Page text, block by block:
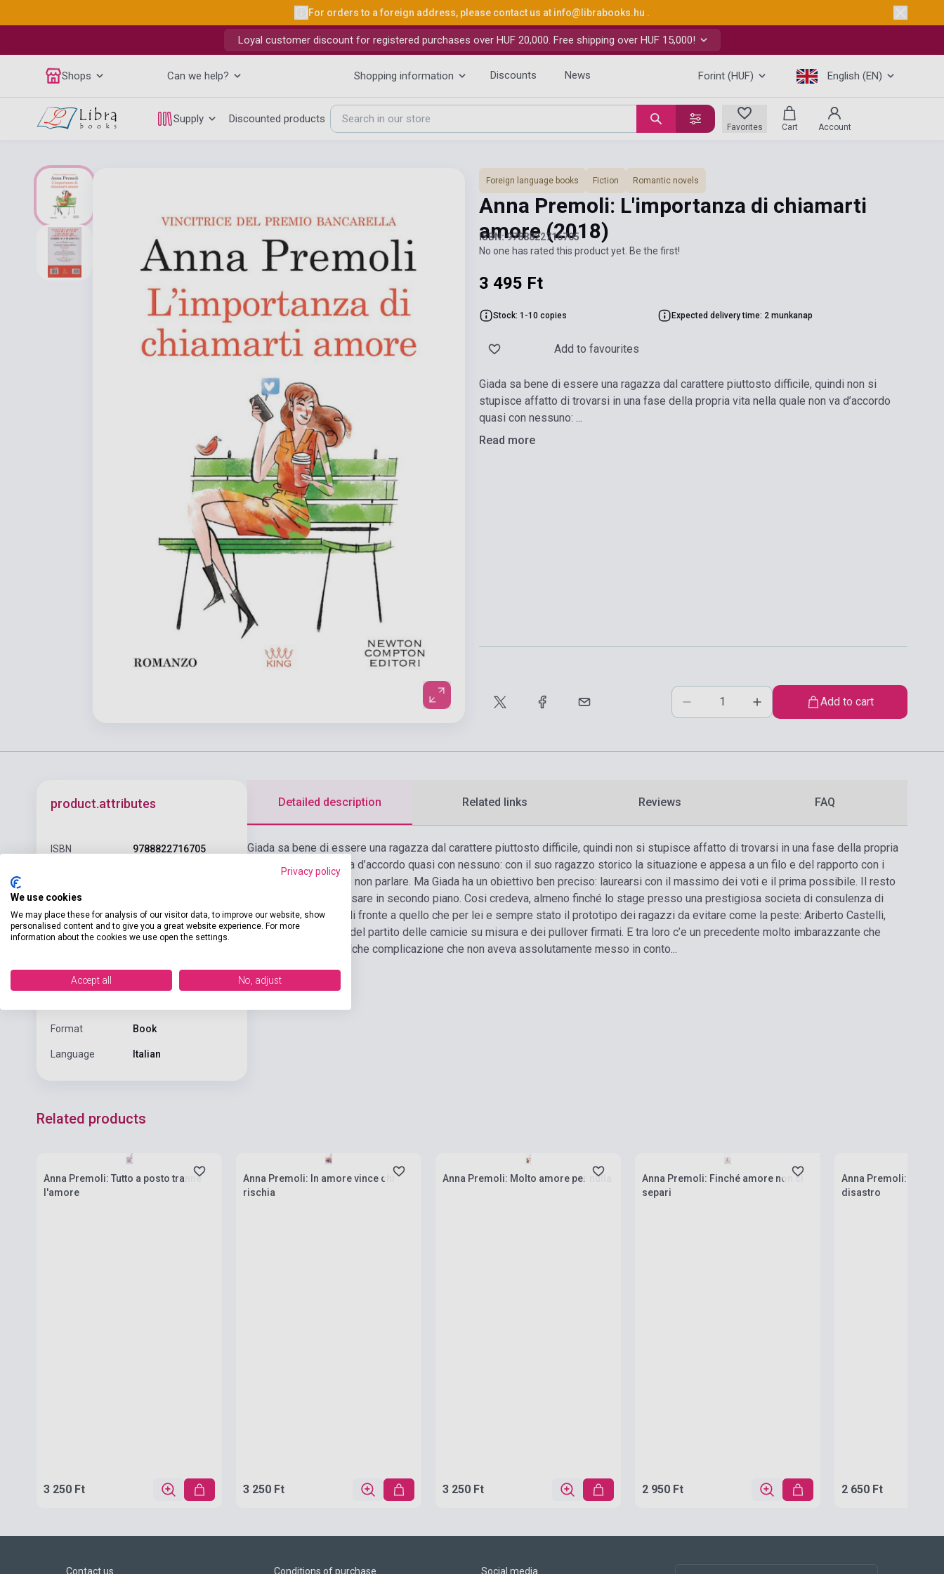
For orders to a foreign address, please contact us at info@librabooks.hu .
Loyal customer discount for registered purchases over HUF 20,000. Free shipping over HUF 15,000!
Shops Can we help? Shopping information Discounts News Forint (HUF) English (EN)
Supply Discounted products
Favorites Cart Account
Foreign language books Fiction Romantic novels
Anna Premoli: L'importanza di chiamarti
amore(2018)
ISBN: 9788822716705
No one has rated this product yet. Be the first!
3 495 Ft
Stock: 1-10 copies Expected delivery time: 2 munkanap
Add to favourites
Giada sa bene di essere una ragazza dal carattere piuttosto difficile, quindi non si
stupisce affatto di trovarsi in una fase della propria vita nella quale non va d’accordo
quasi con nessuno: ...
Read more
Add to cart
product.attributes
ISBN 9788822716705
Pages
Binding Soft cover
Date of
Format Book
Language Italian
Detailed description Related links Reviews FAQ
Giada sa bene di essere una ragazza dal carattere piuttosto difficile, quindi non si stupisce affatto di trovarsi in una fase della propria
vita nella quale non va d’accordo quasi con nessuno: con il suo ragazzo storico la situazione e appesa a un filo e del rapporto con i
suoi genitori… meglio non parlare. Ma Giada ha un obiettivo ben preciso: laurearsi con il massimo dei voti e il prima possibile. Il resto
dei problemi puo passare in secondo piano. Cosi credeva, almeno finché lo stage presso una prestigiosa societa di consulenza di
Milano non la mette di fronte a quello che per lei e sempre stato il prototipo dei ragazzi da evitare come la peste: Ariberto Castelli,
fiero rappresentante del partito delle camicie su misura e dei pullover firmati. E tra loro c’e un precedente molto imbarazzante che
potrebbe crearle qualche complicazione che non aveva assolutamente messo in conto...
Related products
Anna Premoli: Tutto a posto tranne
l'amore
3 250 Ft
Anna Premoli: In amore vince chi
rischia
3 250 Ft
Anna Premoli: Molto amore per nulla
3 250 Ft
Anna Premoli: Finché amore non ci
separi
2 950 Ft
Anna Premoli:
disastro
2 650 Ft
Contact us Conditions of purchase Social media
Privacy policy
We use cookies
We may place these for analysis of our visitor data, to improve our website, show
personalised content and to give you a great website experience. For more
information about the cookies we use open the settings.
Accept all No, adjust